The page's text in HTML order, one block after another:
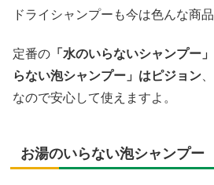
ドライシャンプーも今は色んな商
定番の 「水のいらないシャンプー
らない泡シャンプー」はピジョン
なので安心して使えますよ。
お湯のいらない泡シャンプー